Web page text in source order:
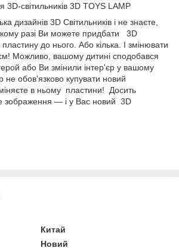
3D-світильників 3D TOYS LAMP
дизайнів 3D Світильників і не знаєте,
разі Ви можете придбати 3D
до нього. Або кілька. І змінювати
Можливо, вашому дитині сподобався
або Ви змінили інтер'єр у вашому
обов'язково купувати новий
в ньому пластини! Досить
зображення — і у Вас новий 3D
Китай
Новий